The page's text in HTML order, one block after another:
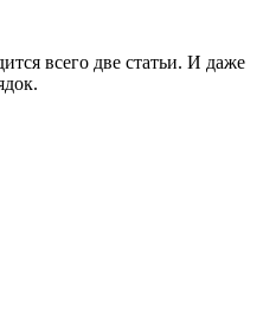
всего две статьи. И даже